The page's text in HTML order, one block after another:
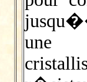
une